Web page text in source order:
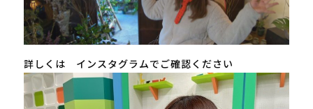
詳しくは インスタグラムでご確認ください